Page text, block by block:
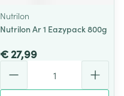
Nutrilon
Nutrilon Ar 1 Eazypack 800g
€ 27,99